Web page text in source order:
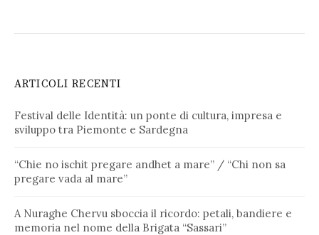
ARTICOLI RECENTI
Festival delle Identità: un ponte di cultura, impresa e
sviluppo tra Piemonte e Sardegna
“Chie no ischit pregare andhet a mare” / “Chi non sa
pregare vada al mare”
A Nuraghe Chervu sboccia il ricordo: petali, bandiere e
memoria nel nome della Brigata “Sassari”